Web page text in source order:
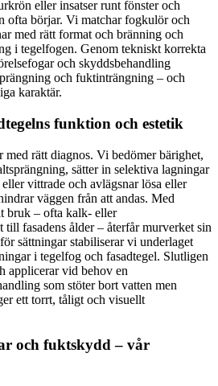
eller insatser runt fönster och
ofta börjar. Vi matchar fogkulör och
med rätt format och bränning och
i tegelfogen. Genom tekniskt korrekta
och skyddsbehandling
och fuktinträngning – och
karaktär.
funktion och estetik
med rätt diagnos. Vi bedömer bärighet,
sätter in selektiva lagningar
vittrade och avlägsnar lösa eller
väggen från att andas. Med
bruk – ofta kalk- eller
till fasadens ålder – återfår murverket sin
sättningar stabiliserar vi underlaget
i tegelfog och fasadtegel. Slutligen
applicerar vid behov en
som stöter bort vatten men
ett torrt, tåligt och visuellt
och fuktskydd – vår